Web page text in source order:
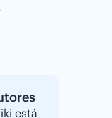
está